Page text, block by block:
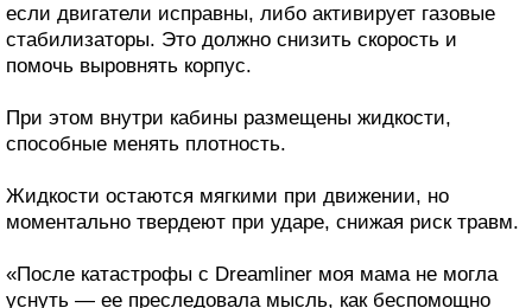
если двигатели исправны, либо активирует газовые
стабилизаторы. Это должно снизить скорость и
помочь выровнять корпус.
При этом внутри кабины размещены жидкости,
способные менять плотность.
Жидкости остаются мягкими при движении, но
моментально твердеют при ударе, снижая риск травм.
«После катастрофы с Dreamliner моя мама не могла
уснуть — ее преследовала мысль, как беспомощно